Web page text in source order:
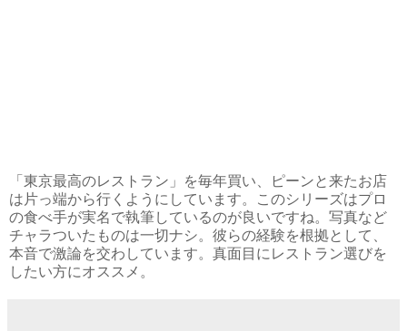
「東京最高のレストラン」を毎年買い、ピーンと来たお店
は片っ端から行くようにしています。このシリーズはプロ
の食べ手が実名で執筆しているのが良いですね。写真など
チャラついたものは一切ナシ。彼らの経験を根拠として、
本音で激論を交わしています。真面目にレストラン選びを
したい方にオススメ。